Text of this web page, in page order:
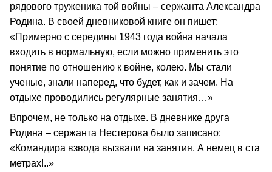
рядового труженика той войны – сержанта Александра
Родина. В своей дневниковой книге он пишет:
«Примерно с середины 1943 года война начала
входить в нормальную, если можно применить это
понятие по отношению к войне, колею. Мы стали
ученые, знали наперед, что будет, как и зачем. На
отдыхе проводились регулярные занятия…»
Впрочем, не только на отдыхе. В дневнике друга
Родина – сержанта Нестерова было записано:
«Командира взвода вызвали на занятия. А немец в ста
метрах!..»